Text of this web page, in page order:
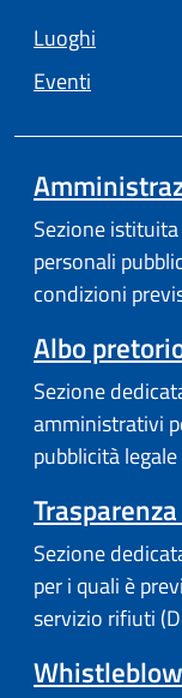
Luoghi
Eventi
Sezione
personali
condizioni
Albo
Sezione
amministrativi
pubblicità
Sezione
per i quali è
servizio rifiuti